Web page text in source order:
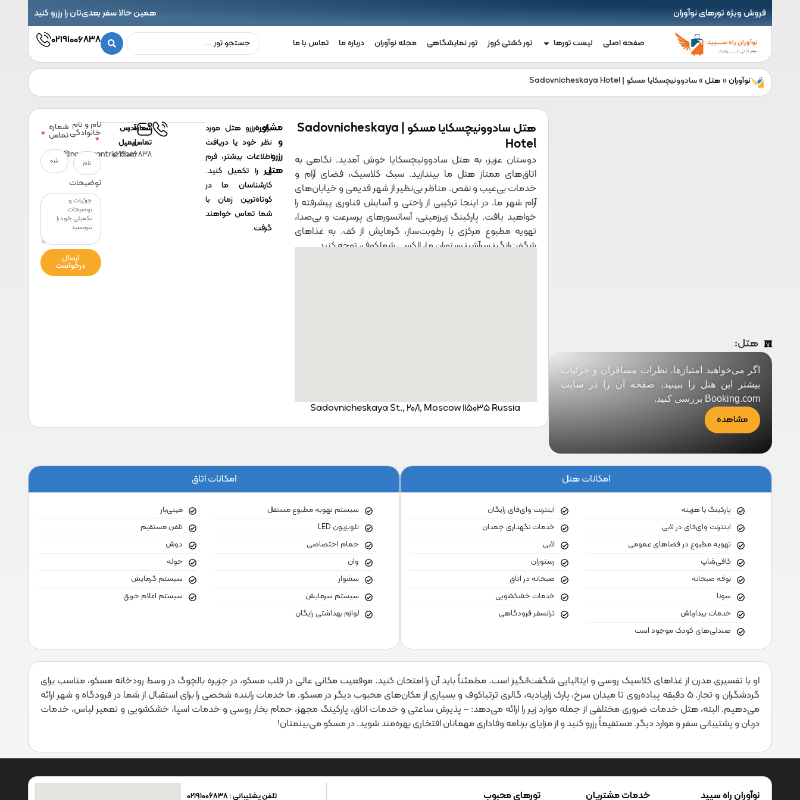
فروش ویژه تورهای نوآوران همین حالا سفر بعدی‌تان را رزرو کنید
صفحه اصلی لیست تورها تور کشتی کروز تور نمایشگاهی مجله نوآوران درباره ما تماس با ما 02191006838
نوآوران» هتل»سادوونیچسکایا مسکو | Sadovnicheskaya Hotel
هتل:
اگر می‌خواهید امتیازها، نظرات مسافران و جزئیات
بیشتر این هتل را ببینید، صفحه آن را در سایت
Booking.com بررسی کنید.
مشاهده
هتل سادوونیچسکایا مسکو | Sadovnicheskaya
Hotel
دوستان عزیز، به هتل سادوونیچسکایا خوش آمدید. نگاهی به
اتاق‌های ممتاز هتل ما بیندازید. سبک کلاسیک، فضای آرام و
خدمات بی‌عیب و نقص. مناظر بی‌نظیر از شهر قدیمی و خیابان‌های
آرام شهر ما. در اینجا ترکیبی از راحتی و آسایش فناوری پیشرفته را
خواهید یافت. پارکینگ زیرزمینی، آسانسورهای پرسرعت و بی‌صدا،
تهویه مطبوع مرکزی با رطوبت‌ساز، گرمایش از کف. به غذاهای
شگفت‌انگیز سرآشپز رستوران ما، الکسی شملکوف، توجه کنید.
Sadovnicheskaya St., 20/1, Moscow 115035 Russia
مشاوره
و
رزرو
هتل
برای رزرو هتل مورد
نظر خود یا دریافت
اطلاعات بیشتر، فرم
زیر را تکمیل کنید.
کارشناسان ما در
کوتاه‌ترین زمان با
شما تماس خواهند
گرفت.
شماره
تماس
02191006838
آدرس
ایمیل
info@noavarantrip.com
نام و نام
خانوادگیشماره
تماس
توضیحات
ارسال
درخواست
امکانات هتل
پارکینگ با هزینه
اینترنت وای‌فای رایگان
اینترنت وای‌فای در لابی
خدمات نگهداری چمدان
تهویه مطبوع در فضاهای عمومی
لابی
کافی‌شاپ
رستوران
بوفه صبحانه
صبحانه در اتاق
سونا
خدمات خشکشویی
خدمات بیدارباش
ترانسفر فرودگاهی
صندلی‌های کودک موجود است
امکانات اتاق
سیستم تهویه مطبوع مستقل
مینی‌بار
تلویزیون LED
تلفن مستقیم
حمام اختصاصی
دوش
وان
حوله
سشوار
سیستم گرمایش
سیستم سرمایش
سیستم اعلام حریق
لوازم بهداشتی رایگان
او با تفسیری مدرن از غذاهای کلاسیک روسی و ایتالیایی شگفت‌انگیز است. مطمئناً باید آن را امتحان کنید. موقعیت مکانی عالی در قلب مسکو، در جزیره بالچوگ در وسط رودخانه مسکو، مناسب برای
گردشگران و تجار. 5 دقیقه پیاده‌روی تا میدان سرخ، پارک زاریادیه، گالری ترتیاکوف و بسیاری از مکان‌های محبوب دیگر در مسکو. ما خدمات راننده شخصی را برای استقبال از شما در فرودگاه و شهر ارائه
می‌دهیم. البته، هتل خدمات ضروری مختلفی از جمله موارد زیر را ارائه می‌دهد: – پذیرش ساعتی و خدمات اتاق، پارکینگ مجهز، حمام بخار روسی و خدمات اسپا، خشکشویی و تعمیر لباس، خدمات
دربان و پشتیبانی سفر و موارد دیگر. مستقیماً رزرو کنید و از مزایای برنامه وفاداری مهمانان افتخاری بهره‌مند شوید. در مسکو می‌بینمتان!
نوآوران راه سپید خدمات مشتریان تورهای محبوب تلفن پشتیبانی : 02191006838